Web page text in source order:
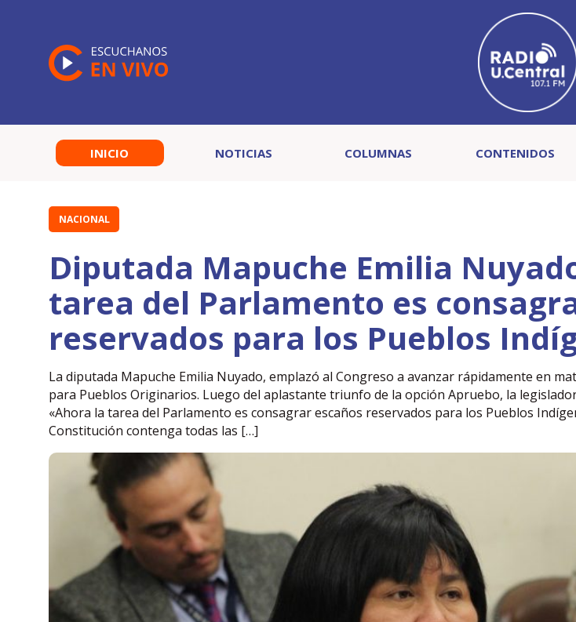
INICIO NOTICIAS COLUMNAS CONTENIDOS
NACIONAL
Diputada Mapuche Emilia
tarea del Parlamento es
reservados para los Pueblos
La diputada Mapuche Emilia Nuyado, emplazó al Congreso a avanzar rápidamente en
para Pueblos Originarios. Luego del aplastante triunfo de la opción Apruebo, la
«Ahora la tarea del Parlamento es consagrar escaños reservados para los Pueblos
Constitución contenga todas las […]